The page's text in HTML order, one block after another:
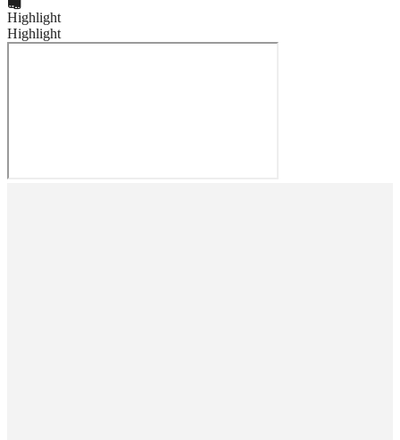
Highlight
Highlight